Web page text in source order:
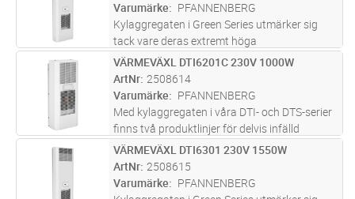
driftkostnaderEnergisparlägen ingår som
standard...läs mer
Varumärke
PFANNENBERG
Kylaggregaten i Green Series utmärker sig
tack vare deras extremt höga
energieffektivitet och servicevänlighet.
Dessutom är de lätta att integrera i alla
system eller anläggningar tack vare deras
mod ...läs mer
ST Lägg i kundvagn
VÄRMEVÄXL DTI6201C 230V 1000W
ArtNr 2508614
Varumärke
PFANNENBERG
Med kylaggregaten i våra DTI- och DTS-serier
finns två produktlinjer för delvis infälld
sidomontering (DTI) respektive sidomontering
(DTS) tillgängliga för alla kapslingsstorlekar.
De är särskilt ene ...läs mer
ST Lägg i kundvagn
VÄRMEVÄXL DTI6301 230V 1550W
ArtNr 2508615
Varumärke
PFANNENBERG